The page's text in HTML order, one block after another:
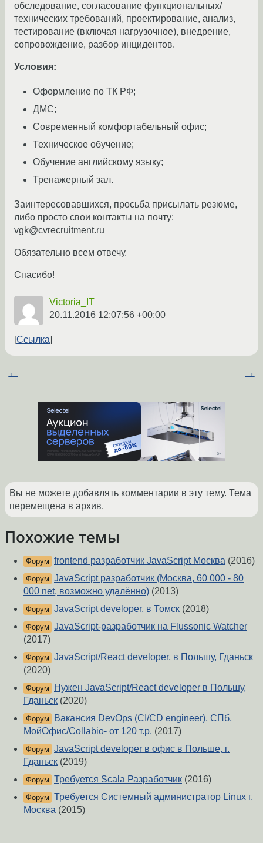
обследование, согласование функциональных/
технических требований, проектирование, анализ,
тестирование (включая нагрузочное), внедрение,
сопровождение, разбор инцидентов.
Условия:
Оформление по ТК РФ;
ДМС;
Современный комфортабельный офис;
Техническое обучение;
Обучение английскому языку;
Тренажерный зал.
Заинтересовавшихся, просьба присылать резюме,
либо просто свои контакты на почту:
vgk@cvrecruitment.ru
Обязательно всем отвечу.
Спасибо!
Victoria_IT
20.11.2016 12:07:56 +00:00
Ссылка
← →
Вы не можете добавлять комментарии в эту тему. Тема
перемещена в архив.
Похожие темы
Форум frontend разработчик JavaScript Москва (2016)
Форум JavaScript разработчик (Москва, 60 000 - 80
000 net, возможно удалённо) (2013)
Форум JavaScript developer, в Томск (2018)
Форум JavaScript-разработчик на Flussonic Watcher
(2017)
Форум JavaScript/React developer, в Польшу, Гданьск
(2020)
Форум
Нужен JavaScript/React developer в Польшу,
Гданьск (2020)
Форум
Вакансия DevOps (CI/CD engineer), СПб,
МойОфис/Collabio- от 120 т.р. (2017)
Форум JavaScript developer в офис в Польше, г.
Гданьск (2019)
Форум Требуется Scala Разработчик (2016)
Форум Требуется Системный администратор Linux г.
Москва (2015)